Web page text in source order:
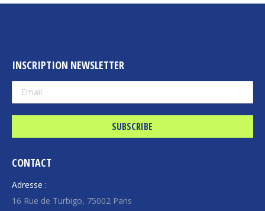
INSCRIPTION NEWSLETTER
CONTACT
Adresse :
16 Rue de Turbigo, 75002 Paris